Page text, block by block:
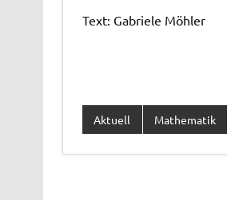
Text: Gabriele Möhler
Aktuell Mathematik